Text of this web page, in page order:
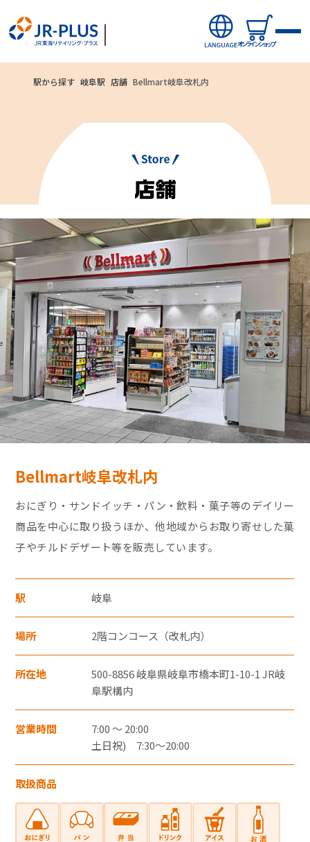
オンラインショップ
キャンペーン・ニュース
駅から探す(店舗・商品等)
モバイルオーダーサービス
採用情報
お問い合わせ・FAQ
オンラインショップから探す
駅ナカみやげやこだわりの鉄道グッズ、オンライン限定商品な
どを取り揃えたサイトです。
JR東海MARKET
自社ECサイト
楽天市場
auPayマーケット
特産品や名産品たちを産地からみなさまのもとへお届けするサ
イトです。
auPayマーケット
東海新幹線の駅店舗で駅弁が受取れる駅弁予約サイトです。
JR東海MARKET
駅から探す 岐阜駅 店舗 Bellmart岐阜改札内
Bellmart岐阜改札内
おにぎり・サンドイッチ・パン・飲料・菓子等のデイリー
商品を中心に取り扱うほか、他地域からお取り寄せした菓
子やチルドデザート等を販売しています。
駅 岐阜
場所 2階コンコース（改札内）
所在地
500-8856 岐阜県岐阜市橋本町1-10-1 JR岐
阜駅構内
営業時間
7:00 ～ 20:00
土日祝) 7:30～20:00
取扱商品
ご利用いただ
ける
お支払方法
クレジットカード
支払いについては暗証番号の入力、
もしくは「クレジット売上票クレジット会
す。
・お支払い回数は1回払いのみです。
・郵便切手、テレフォンカード、POSAカー
ドのご購入にはご利用いただけません。
・一度のお会計でのご利用可能上限金額は、
お客さまと各カード会社とのご契約・ご利
・一度のお会計での複数枚のクレジットカー
ドの併用はできません。
・クレジットカード裏面には、カード契約者
ご本人のサインが必要です。
・クレジットカードはカード契約者ご本人し